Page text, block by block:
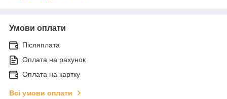
Умови оплати
Післяплата
Оплата на рахунок
Оплата на картку
Всі умови оплати